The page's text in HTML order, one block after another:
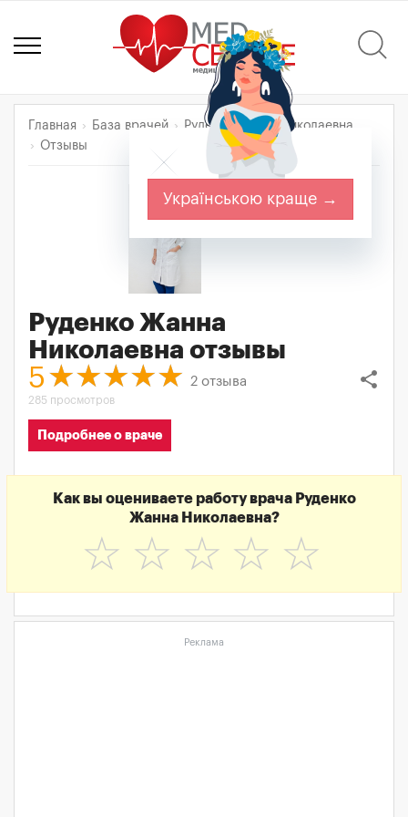
Главная База врачей
Руденко Жанна Николаевна
Отзывы
Руденко Жанна
Николаевна отзывы
share
5 2 отзыва
285 просмотров
Подробнее о враче
Как вы оцениваете работу врача Руденко
Жанна Николаевна?
☆
☆
☆
☆
☆
Реклама
Українською краще →